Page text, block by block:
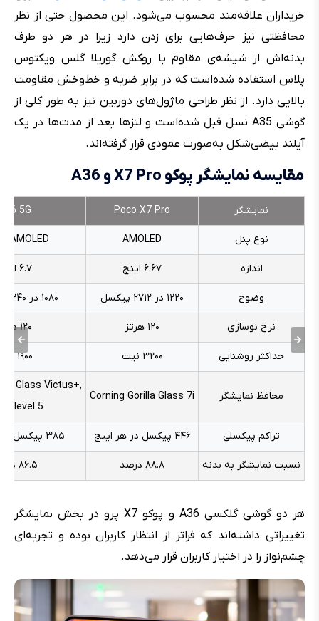
خریداران علاقه‌مند محسوب می‌شود. این محصول حتی از نظر
محافظتی نیز حرف‌هایی برای زدن دارد زیرا در هر دو طرف
بدنه‌اش از شیشه‌ی مقاوم با روکش گوریلا گلس ویکتوس
پلاس استفاده شده‌است که در برابر ضربه و خط‌وخش مقاومت
بالایی دارد. از نظر طراحی ماژول‌های دوربین نیز به طور کلی از
گوشی A35 نسل قبل شده‌است و لنزها بعد از مدت‌ها در یک
آیلند بیضی‌شکل به‌صورت عمودی قرار گرفته‌اند.
مقایسه نمایشگر پوکو X7 Pro و A36
نمایشگر Poco X7 Pro
5G
نوع پنل AMOLED
AMOLED
اندازه ۶.۶۷ اینچ ۶.۷ اینچ
وضوح ۱۲۲۰ در ۲۷۱۲ پیکسل ۱۰۸۰ در ۲۳۴۰ پیکسل
نرخ نوسازی ۱۲۰ هرتز ۱۲۰ هرتز
حداکثر روشنایی ۳۲۰۰ نیت ۱۹۰۰ نیت
محافظ نمایشگر Corning Gorilla Glass 7i
Glass Victus+,
level 5
تراکم پیکسلی ۴۴۶ پیکسل در هر اینچ ۳۸۵ پیکسل در هر اینچ
نسبت نمایشگر به بدنه ۸۸.۸ درصد ۸۶.۵ درصد
هر دو گوشی گلکسی A36 و پوکو X7 پرو در بخش نمایشگر
تغییراتی داشته‌اند که فراتر از انتظار کاربران بوده و تجربه‌ای
چشم‌نواز را در اختیار کاربران قرار می‌دهد.